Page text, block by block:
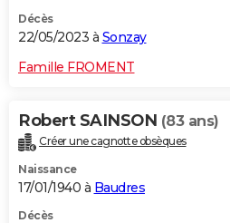
Décès
22/05/2023 à Sonzay
Famille FROMENT
Robert SAINSON (83 ans)
Créer une cagnotte obsèques
Naissance
17/01/1940 à Baudres
Décès